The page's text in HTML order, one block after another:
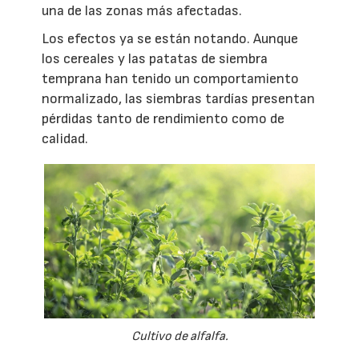
una de las zonas más afectadas.
Los efectos ya se están notando. Aunque
los cereales y las patatas de siembra
temprana han tenido un comportamiento
normalizado, las siembras tardías presentan
pérdidas tanto de rendimiento como de
calidad.
Cultivo de alfalfa.